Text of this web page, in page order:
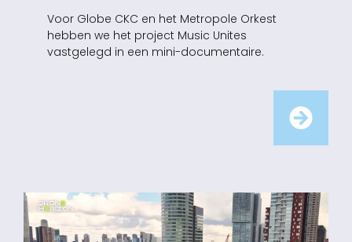
Voor Globe CKC en het Metropole Orkest
hebben we het project Music Unites
vastgelegd in een mini-documentaire.